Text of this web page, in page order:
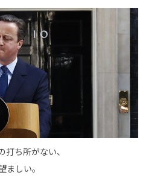
打ち所がない、
ましい。